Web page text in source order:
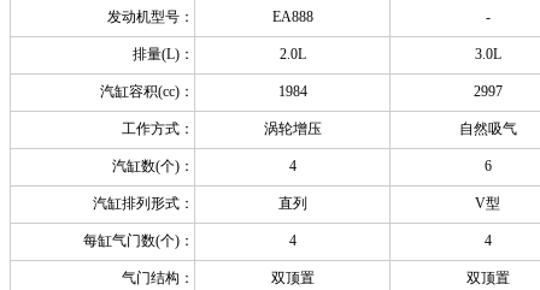
发动机型号： EA888 -
排量(L)： 2.0L 3.0L
汽缸容积(cc)： 1984 2997
工作方式： 涡轮增压 自然吸气
汽缸数(个)： 4 6
汽缸排列形式： 直列 V型
每缸气门数(个)： 4 4
气门结构： 双顶置 双顶置